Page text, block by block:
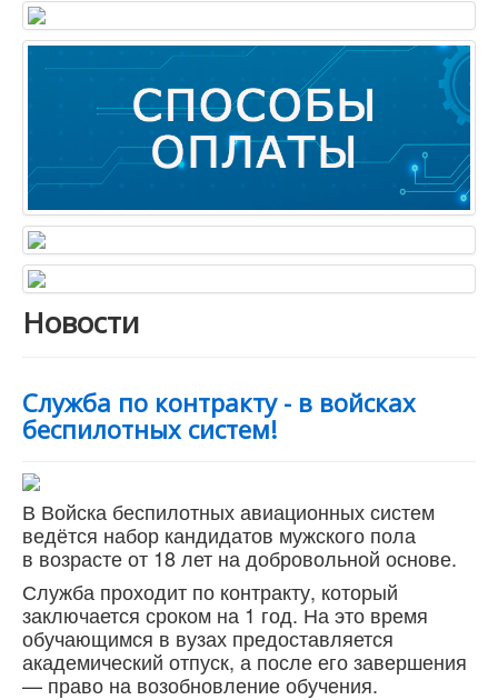
Анкетирование
Новости
Служба по контракту - в войсках
беспилотных систем!
В Войска беспилотных авиационных систем
ведётся набор кандидатов мужского пола
в возрасте от 18 лет на добровольной основе.
Служба проходит по контракту, который
заключается сроком на 1 год. На это время
обучающимся в вузах предоставляется
академический отпуск, а после его завершения
— право на возобновление обучения.